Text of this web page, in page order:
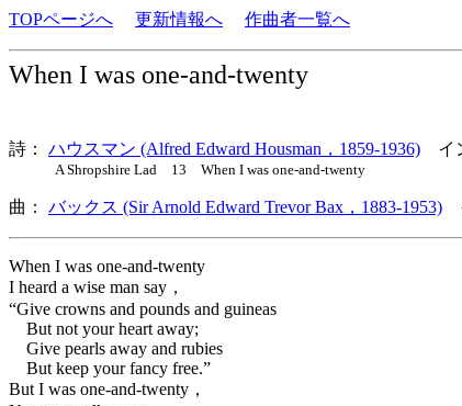
TOPページへ 更新情報へ 作曲者一覧へ
When I was one-and-twenty
詩： ハウスマン (Alfred Edward Housman，1859-1936) イ
A Shropshire Lad 13 When I was one-and-twenty
曲： バックス (Sir Arnold Edward Trevor Bax，1883-1953)
When I was one-and-twenty
I heard a wise man say，
“Give crowns and pounds and guineas
But not your heart away;
Give pearls away and rubies
But keep your fancy free.”
But I was one-and-twenty，